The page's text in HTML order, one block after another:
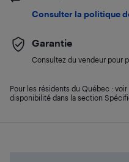
Consulter la politique
Garantie
Consultez du vendeur pour
Pour les résidents du Québec :
disponibilité dans la section